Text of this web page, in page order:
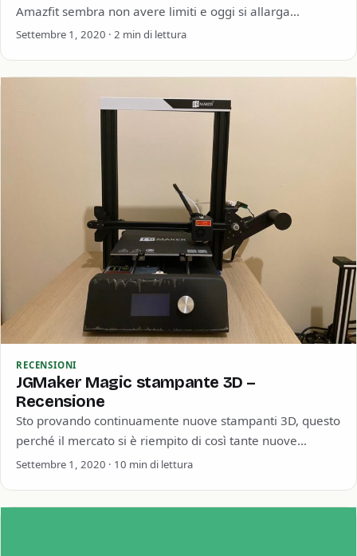
Amazfit sembra non avere limiti e oggi si allarga
ulteriormente. Dopo aver conosciuto il…
Settembre 1, 2020 · 2 min di lettura
RECENSIONI
JGMaker Magic stampante 3D –
Recensione
Sto provando continuamente nuove stampanti 3D, questo
perché il mercato si è riempito di così tante nuove
stampanti che riescono a prendere…
Settembre 1, 2020 · 10 min di lettura